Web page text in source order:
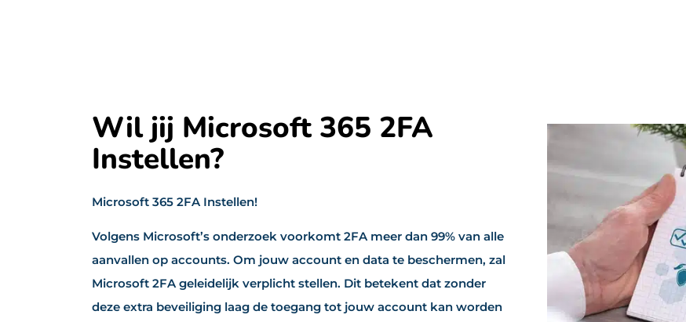
Wil jij Microsoft 365 2FA
Instellen?
Microsoft 365 2FA Instellen!
Volgens Microsoft’s onderzoek voorkomt 2FA meer dan 99% van alle
aanvallen op accounts. Om jouw account en data te beschermen, zal
Microsoft 2FA geleidelijk verplicht stellen. Dit betekent dat zonder
deze extra beveiliging laag de toegang tot jouw account kan worden